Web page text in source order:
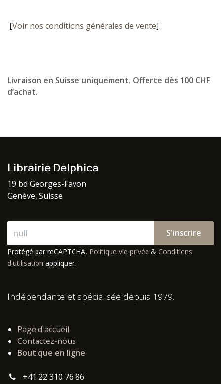
[Voir nos conditions générales de vente]
Livraison en Suisse uniquement. Offerte dès 100 CHF
d’achat.
Librairie Delphica
19 bd Georges-Favon
Genève, Suisse
S'inscrire
Protégé par reCAPTCHA, Politique vie privée & Conditions
d'utilisation appliquer.
Indépendante et spécialisée depuis 1979.
Page d'accueil
Contactez-nous
Boutique en ligne
+41 22 310 76 86